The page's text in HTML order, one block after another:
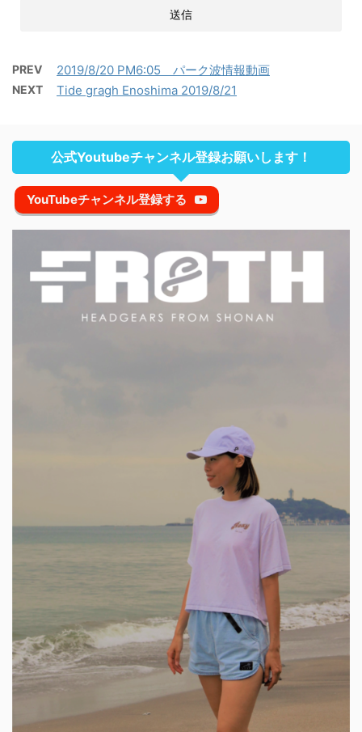
PREV 2019/8/20 PM6:05 パーク波情報動画
NEXT Tide gragh Enoshima 2019/8/21
公式Youtubeチャンネル登録お願いします！
YouTubeチャンネル登録する